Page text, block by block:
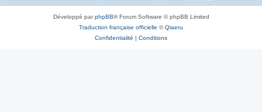
Développé parphpBB® Forum Software © phpBB Limited
Traduction française officielle ©Qiaeru
Confidentialité | Conditions